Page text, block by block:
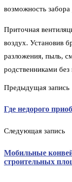
возможность забора
Приточная
воздух. Установив
разложения, пыль,
родственниками без
Предыдущая запись
Где недорого
Следующая запись
Мобильные
строительных